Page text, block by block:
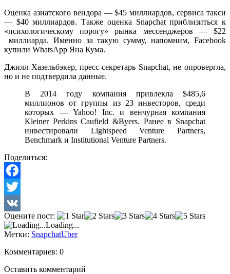
Оценка азиатского вендора —$45миллиардов, сервиса такси
— $40миллиардов. Также оценка Snapchatприблизиться к
«психологическому порогу» рынка мессенджеров — $22
миллиарда. Именно за такую сумму, напомним,Facebook
купили WhatsApp Яна Кума.
Джилл Хазельбэкер, пресс-секретарь Snapchat,не опровергла,
но и не подтвердила данные.
В 2014 году компания привлекла $485,6
миллионов от группы из 23 инвесторов, среди
которых — Yahoo! Inc. и венчурная компания
Kleiner Perkins Caufield &Byers. Ранее в Snapchat
инвестировали Lightspeed Venture Partners,
Benchmark и Institutional Venture Partners.
Поделиться:
Facebook
Twitter
VK
Оцените пост:
Loading...
Метки: SnapchatUber
Комментариев: 0
Оставить комментарий